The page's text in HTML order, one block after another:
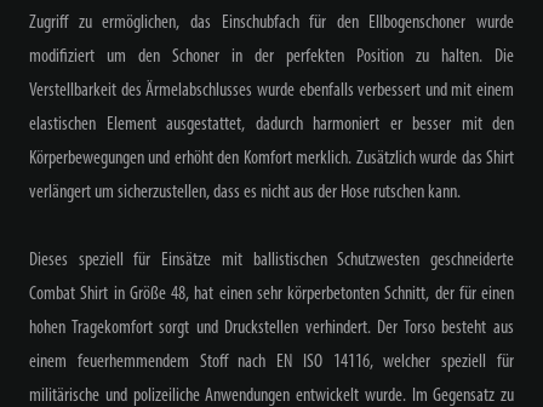
Zugriff zu ermöglichen, das Einschubfach für den Ellbogenschoner wurde
modifiziert um den Schoner in der perfekten Position zu halten. Die
Verstellbarkeit des Ärmelabschlusses wurde ebenfalls verbessert und mit einem
elastischen Element ausgestattet, dadurch harmoniert er besser mit den
Körperbewegungen und erhöht den Komfort merklich. Zusätzlich wurde das Shirt
verlängert um sicherzustellen, dass es nicht aus der Hose rutschen kann.
Dieses speziell für Einsätze mit ballistischen Schutzwesten geschneiderte
Combat Shirt in Größe 48, hat einen sehr körperbetonten Schnitt, der für einen
hohen Tragekomfort sorgt und Druckstellen verhindert. Der Torso besteht aus
einem feuerhemmendem Stoff nach EN ISO 14116, welcher speziell für
militärische und polizeiliche Anwendungen entwickelt wurde. Im Gegensatz zu